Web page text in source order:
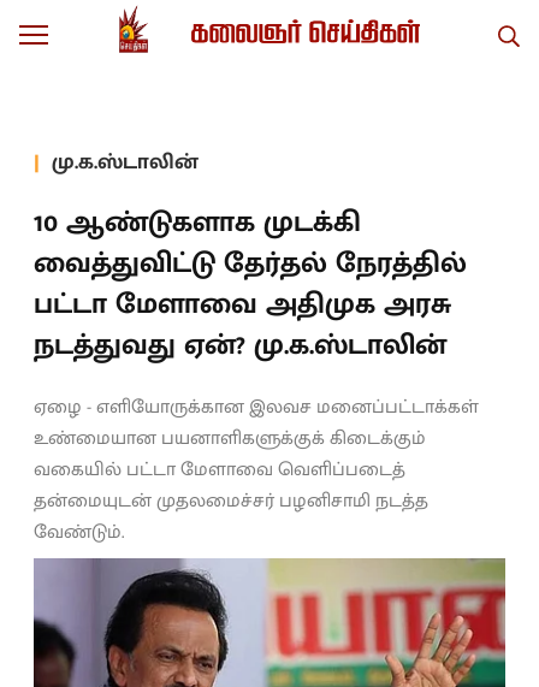
மு.க.ஸ்டாலின்
10 ஆண்டுகளாக முடக்கி
வைத்துவிட்டு தேர்தல் நேரத்தில்
பட்டா மேளாவை அதிமுக அரசு
நடத்துவது ஏன்? மு.க.ஸ்டாலின்
ஏழை - எளியோருக்கான இலவச மனைப்பட்டாக்கள்
உண்மையான பயனாளிகளுக்குக் கிடைக்கும்
வகையில் பட்டா மேளாவை வெளிப்படைத்
தன்மையுடன் முதலமைச்சர் பழனிசாமி நடத்த
வேண்டும்.